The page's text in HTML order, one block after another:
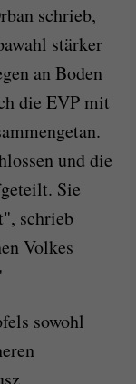
schrieb,
stärker
an Boden
die EVP mit
und die
Sie
schrieb
Volkes
sowohl